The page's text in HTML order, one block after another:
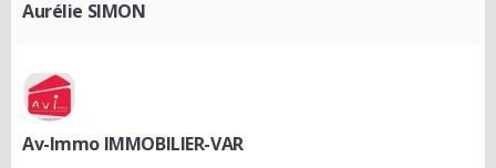
Aurélie SIMON
Av-Immo IMMOBILIER-VAR